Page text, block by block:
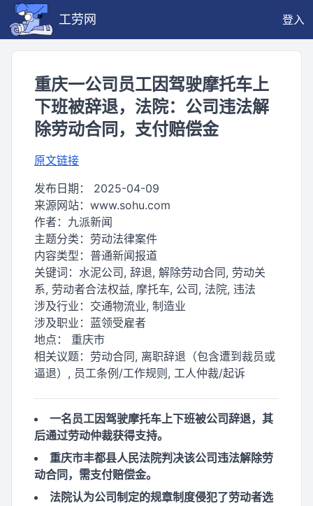
工劳网 登入
重庆一公司员工因驾驶摩托车上
下班被辞退，法院：公司违法解
除劳动合同，支付赔偿金
原文链接
发布日期： 2025-04-09
来源网站： www.sohu.com
作者： 九派新闻
主题分类： 劳动法律案件
内容类型： 普通新闻报道
关键词： 水泥公司, 辞退, 解除劳动合同, 劳动关
系, 劳动者合法权益, 摩托车, 公司, 法院, 违法
涉及行业： 交通物流业, 制造业
涉及职业： 蓝领受雇者
地点： 重庆市
相关议题： 劳动合同, 离职辞退（包含遭到裁员或
逼退）, 员工条例/工作规则, 工人仲裁/起诉
一名员工因驾驶摩托车上下班被公司辞退，其
后通过劳动仲裁获得支持。
重庆市丰都县人民法院判决该公司违法解除劳
动合同，需支付赔偿金。
法院认为公司制定的规章制度侵犯了劳动者选